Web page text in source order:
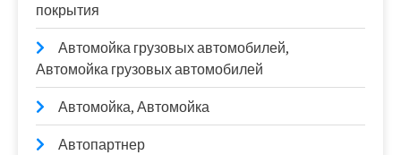
покрытия
Автомойка грузовых автомобилей,
Автомойка грузовых автомобилей
Автомойка, Автомойка
Автопартнер